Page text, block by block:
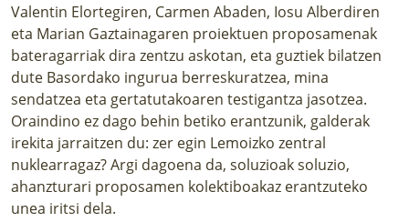
Valentin Elortegiren, Carmen Abaden, Iosu Alberdiren
eta Marian Gaztainagaren proiektuen proposamenak
bateragarriak dira zentzu askotan, eta guztiek bilatzen
dute Basordako ingurua berreskuratzea, mina
sendatzea eta gertatutakoaren testigantza jasotzea.
Oraindino ez dago behin betiko erantzunik, galderak
irekita jarraitzen du: zer egin Lemoizko zentral
nuklearragaz? Argi dagoena da, soluzioak soluzio,
ahanzturari proposamen kolektiboakaz erantzuteko
unea iritsi dela.